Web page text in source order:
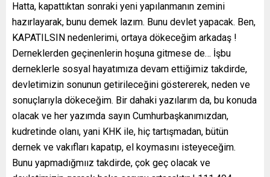
Hatta, kapattıktan sonraki yeni yapılanmanın zemini
hazırlayarak, bunu demek lazım. Bunu devlet yapacak. Ben,
KAPATILSIN nedenlerimi, ortaya dökeceğim arkadaş !
Derneklerden geçinenlerin hoşuna gitmese de… İşbu
derneklerle sosyal hayatımıza devam ettiğimiz takdirde,
devletimizin sonunun getirileceğini göstererek, neden ve
sonuçlarıyla dökeceğim. Bir dahaki yazılarım da, bu konuda
olacak ve her yazımda sayın Cumhurbaşkanımızdan,
kudretinde olanı, yani KHK ile, hiç tartışmadan, bütün
dernek ve vakıfları kapatıp, el koymasını isteyeceğim.
Bunu yapmadığmıız takdirde, çok geç olacak ve